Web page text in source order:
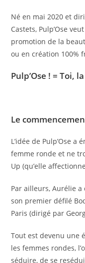
Né en mai 2020 et
Castets, Pulp’Ose
promotion de la
ou en création 100%
Pulp’Ose ! = Toi,
Le
L’idée de Pulp’Ose
femme ronde et ne
Up (qu’elle
Par ailleurs, Aurélie
son premier défilé
Paris (dirigé par
Tout est devenu une
les femmes rondes,
séduire, de se